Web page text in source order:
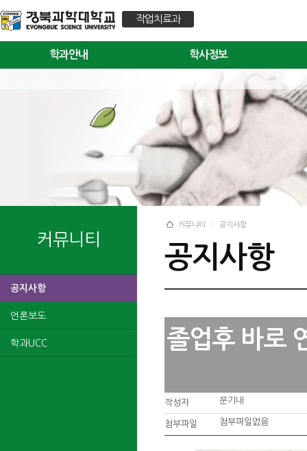
작업치료과
학과안내 학사정보
커뮤니티
공지사항
언론보도
학과UCC
커뮤니티 공지사항
공지사항
졸업후 바로
작성자 문기내
첨부파일 첨부파일없음